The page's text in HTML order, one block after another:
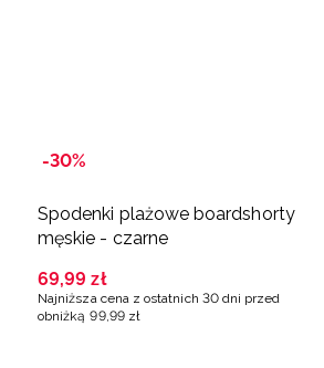
-30%
Spodenki plażowe boardshorty
męskie - czarne
69,99 zł
Najniższa cena z ostatnich 30 dni przed
obniżką 99, 99 zł